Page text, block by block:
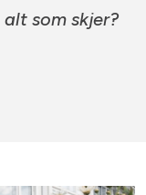
som skjer?